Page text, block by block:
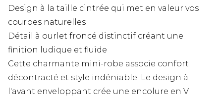
Design à la taille cintrée qui met en valeur vos
courbes naturelles
Détail à ourlet froncé distinctif créant une
finition ludique et fluide
Cette charmante mini-robe associe confort
décontracté et style indéniable. Le design à
l'avant enveloppant crée une encolure en V